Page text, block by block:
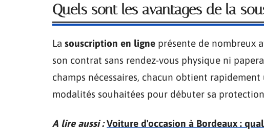
Quels sont les avantages de la
La souscription en ligne présente de nombreux
son contrat sans rendez-vous physique ni
champs nécessaires, chacun obtient rapidement
modalités souhaitées pour débuter sa
A lire aussi : Voiture d'occasion à Bordeaux :